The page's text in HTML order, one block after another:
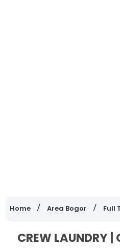
Home Area Bogor Full
CREW LAUNDRY |